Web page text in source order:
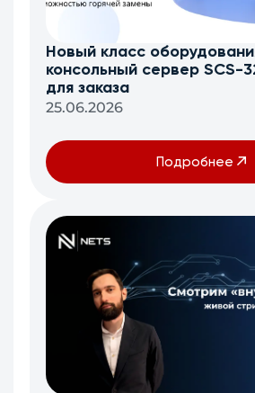
Новый класс
консольный сервер SCS-
для заказа
25.06.2026
Подробнее